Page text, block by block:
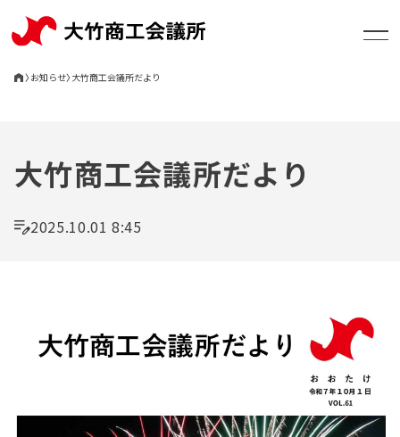
〉 お知らせ〉 大竹商工会議所だより
セミナー
大竹商工会議所だより
2025.10.01 8:45